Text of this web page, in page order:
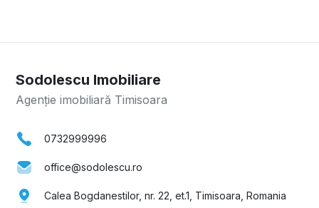
Sodolescu Imobiliare
Agenție imobiliară Timisoara
0732999996
office@sodolescu.ro
Calea Bogdanestilor, nr. 22, et.1, Timisoara, Romania